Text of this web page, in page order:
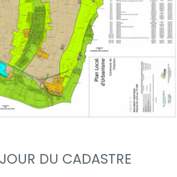
DU CADASTRE